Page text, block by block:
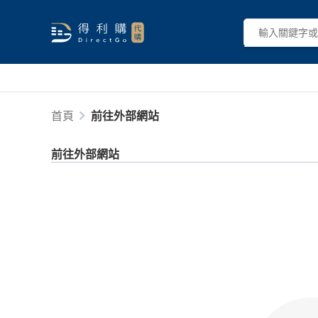
首頁 前往外部網站
前往外部網站